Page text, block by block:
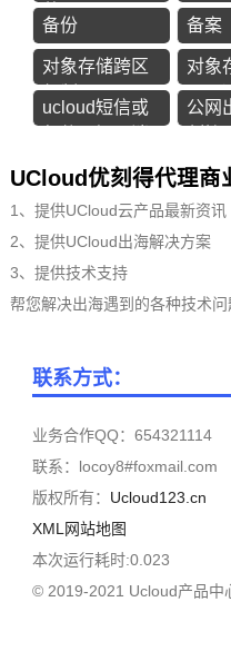
荐
备份 备案
对象存储跨区
复制
对象
项目
ucloud短信或
公网
UCloud优刻得代理商
1、提供UCloud云产品最新资讯
2、提供UCloud出海解决方案
3、提供技术支持
帮您解决出海遇到的各种技术问
联系方式：
业务合作QQ：654321114
联系：locoy8#foxmail.com
版权所有： Ucloud123.cn
XML网站地图
本次运行耗时:0.023
© 2019-2021 Ucloud产品中